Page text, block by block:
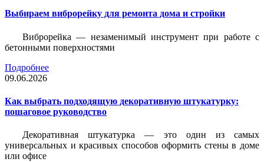
Выбираем виброрейку для ремонта дома и стройки
Виброрейка — незаменимый инструмент при работе с
бетонными поверхностями
Подробнее
09.06.2026
Как выбрать подходящую декоративную штукатурку:
пошаговое руководство
Декоративная штукатурка — это один из самых
универсальных и красивых способов оформить стены в доме
или офисе